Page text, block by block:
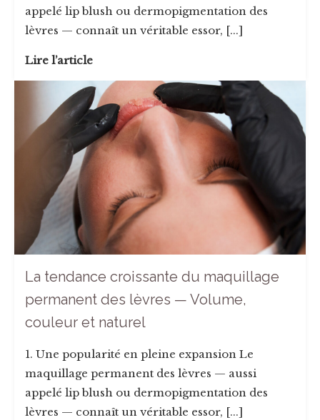
appelé lip blush ou dermopigmentation des
lèvres — connaît un véritable essor, [...]
Lire l’article
La tendance croissante du maquillage
permanent des lèvres — Volume,
couleur et naturel
1. Une popularité en pleine expansion Le
maquillage permanent des lèvres — aussi
appelé lip blush ou dermopigmentation des
lèvres — connaît un véritable essor, [...]